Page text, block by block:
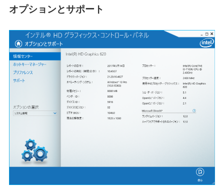
オプションとサポート